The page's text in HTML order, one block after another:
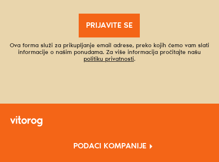
PRIJAVITE SE
Ova forma služi za prikupljanje email adrese, preko kojih ćemo vam slati
informacije o našim ponudama. Za više informacija pročitajte našu
politiku privatnosti.
PODACI KOMPANIJE